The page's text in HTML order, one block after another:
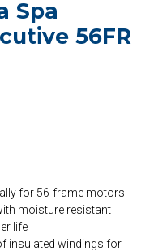
Spa
56FR
for 56-frame motors
moisture resistant
life
insulated windings for